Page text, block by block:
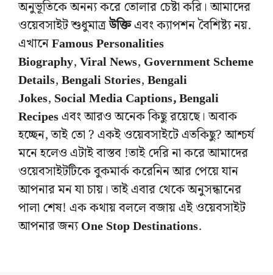
অনুভূতিকে অনন্য করে তোলার চেষ্টা করি। আমাদের
ওয়েবসাইট শুধুমাত্রউক্তিএবং ক্যাপশন বৈশিষ্ট্য নয়.
এখানেFamous Personalities
Biography,Viral News, Government Scheme
Details,Bengali Stories,Bengali
Jokes, Social Media Captions, Bengali
Recipesএবং আরও অনেক কিছু রয়েছে। অবাক
হচ্ছেন, তাই তো ? একই ওয়েবসাইটে এতকিছু? আশ্চর্য
মনে হলেও এটাই বাস্তব !তাই দেরি না করে আমাদের
ওয়েবসাইটটিকে বুকমার্ক করেনিন আর পেয়ে যান
আপনার মন যা চায়। তাই এবার থেকে অনুসন্ধানের
পালা শেষ! এক কথায় বললে বজায় এই ওয়েবসাইট
আপনার জন্যOne Stop Destinations.